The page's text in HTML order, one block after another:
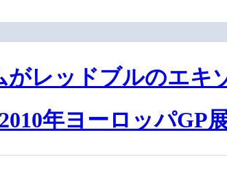
がレッドブルのエキ
年ヨーロッパGP